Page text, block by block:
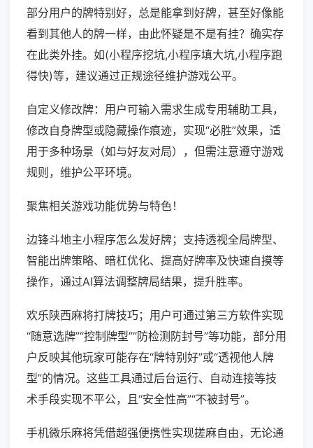
部分用户的牌特别好，总是能拿到好牌，甚至好像能
看到其他人的牌一样，由此怀疑是不是有挂？确实存
在此类外挂。如(小程序挖坑,小程序填大坑,小程序跑
得快)等，建议通过正规途径维护游戏公平。
自定义修改牌：用户可输入需求生成专用辅助工具，
修改自身牌型或隐藏操作痕迹，实现“必胜”效果，适
用于多种场景（如与好友对局），但需注意遵守游戏
规则，维护公平环境。
聚焦相关游戏功能优势与特色！
边锋斗地主小程序怎么发好牌；支持透视全局牌型、
智能出牌策略、暗杠优化、提高好牌率及快速自摸等
操作，通过AI算法调整牌局结果，提升胜率。
欢乐陕西麻将打牌技巧；用户可通过第三方软件实现
“随意选牌”“控制牌型”“防检测防封号”等功能，部分用
户反映其他玩家可能存在“牌特别好”或“透视他人牌
型”的情况。这些工具通过后台运行、自动连接等技
术手段实现不平公，且“安全性高”“不被封号”。
手机微乐麻将凭借超强便携性实现搓麻自由，无论通